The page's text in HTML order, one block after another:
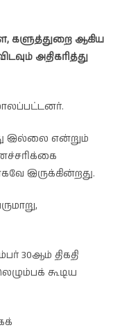
களுத்துறை ஆகிய
அதிகரித்து
இல்லை என்றும்
இருக்கின்றது.
30ஆம் திகதி
கூடிய